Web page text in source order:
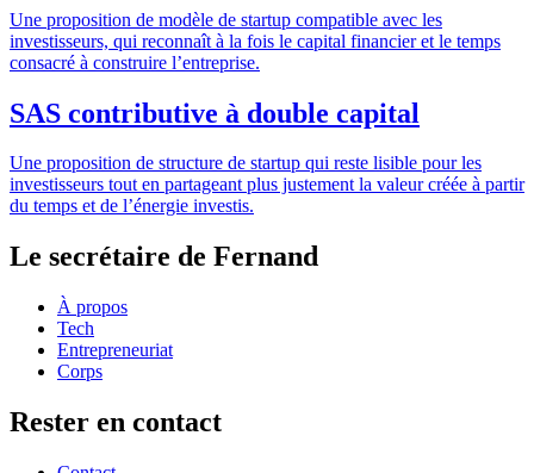
Une proposition de modèle de startup compatible avec les
investisseurs, qui reconnaît à la fois le capital financier et le temps
consacré à construire l’entreprise.
SAS contributive à double capital
Une proposition de structure de startup qui reste lisible pour les
investisseurs tout en partageant plus justement la valeur créée à partir
du temps et de l’énergie investis.
Le secrétaire de Fernand
À propos
Tech
Entrepreneuriat
Corps
Rester en contact